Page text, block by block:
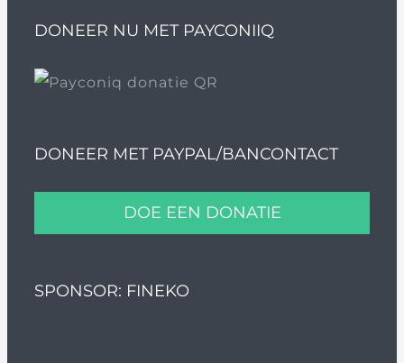
DONEER NU MET PAYCONIIQ
DONEER MET PAYPAL/BANCONTACT
DOE EEN DONATIE
SPONSOR: FINEKO